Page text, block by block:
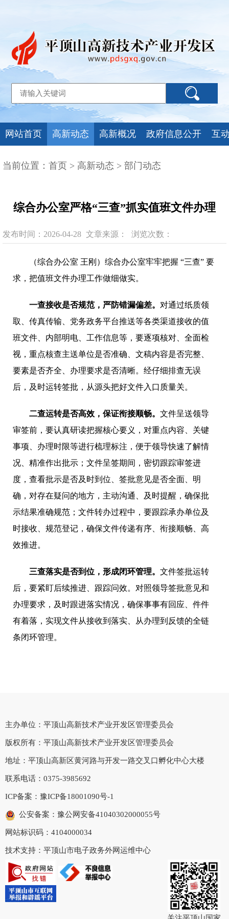
网站首页 高新动态 高新概况 政府信息公开 互
当前位置： 首页 > 高新动态 > 部门动态
综合办公室严格“三查”抓实值班文件办理
发布时间：2026-04-28 文章来源： 浏览次数：
（综合办公室 王刚）综合办公室牢牢把握 “三查” 要
求，把值班文件办理工作做细做实。
一查接收是否规范，严防错漏偏差。 对通过纸质领
取、传真传输、党务政务平台推送等各类渠道接收的值
班文件、内部明电、工作信息等，要逐项核对、全面检
视，重点核查主送单位是否准确、文稿内容是否完整、
要素是否齐全、办理要求是否清晰。经仔细排查无误
后，及时运转签批，从源头把好文件入口质量关。
二查运转是否高效， 保证衔接顺畅。 文件呈送领导
审签前，要认真研读把握核心要义，对重点内容、关键
事项、办理时限等进行梳理标注，便于领导快速了解情
况、精准作出批示；文件呈签期间，密切跟踪审签进
度，查看批示是否及时到位、签批意见是否全面、明
确，对存在疑问的地方，主动沟通、及时提醒，确保批
示结果准确规范；文件转办过程中，要跟踪承办单位及
时接收、规范登记，确保文件传递有序、衔接顺畅、高
效推进。
三查落实是否到位，形成闭环管理。 文件签批运转
后，要紧盯后续推进、跟踪问效。对照领导签批意见和
办理要求，及时跟进落实情况，确保事事有回应、件件
有着落，实现文件从接收到落实、从办理到反馈的全链
条闭环管理。
主办单位：平顶山高新技术产业开发区管理委员会
版权所有：平顶山高新技术产业开发区管理委员会
地址：平顶山高新区黄河路与开发一路交叉口孵化中心大楼
联系电话：0375-3985692
ICP备案： 豫ICP备18001090号-1
公安备案：豫公网安备41040302000055号
网站标识码：4104000034
技术支持：平顶山市电子政务外网运维中心